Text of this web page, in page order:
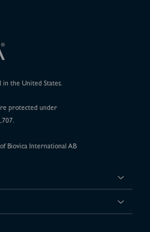
the United States.
protected under
Biovica International AB